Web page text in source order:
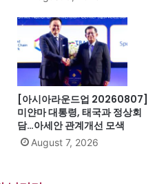
[아시아라운드업 20260807]
미얀마 대통령, 태국과 정상회
담…아세안 관계개선 모색
August 7, 2026